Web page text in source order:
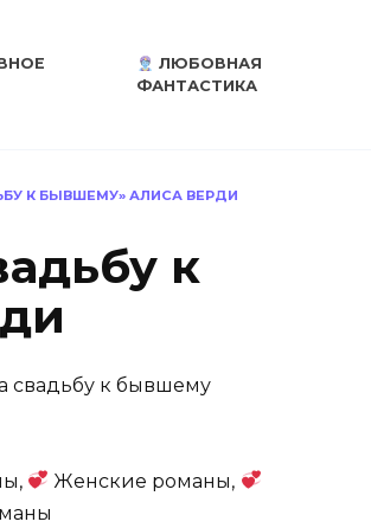
ЛЮБОВНАЯ
ФАНТАСТИКА
К БЫВШЕМУ» АЛИСА ВЕРДИ
к
свадьбу к бывшему
Женские романы,